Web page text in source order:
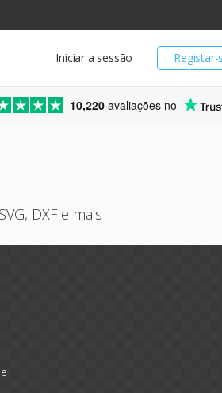
Registar-
Iniciar a sessão
10,220 avaliações no
DXF e mais